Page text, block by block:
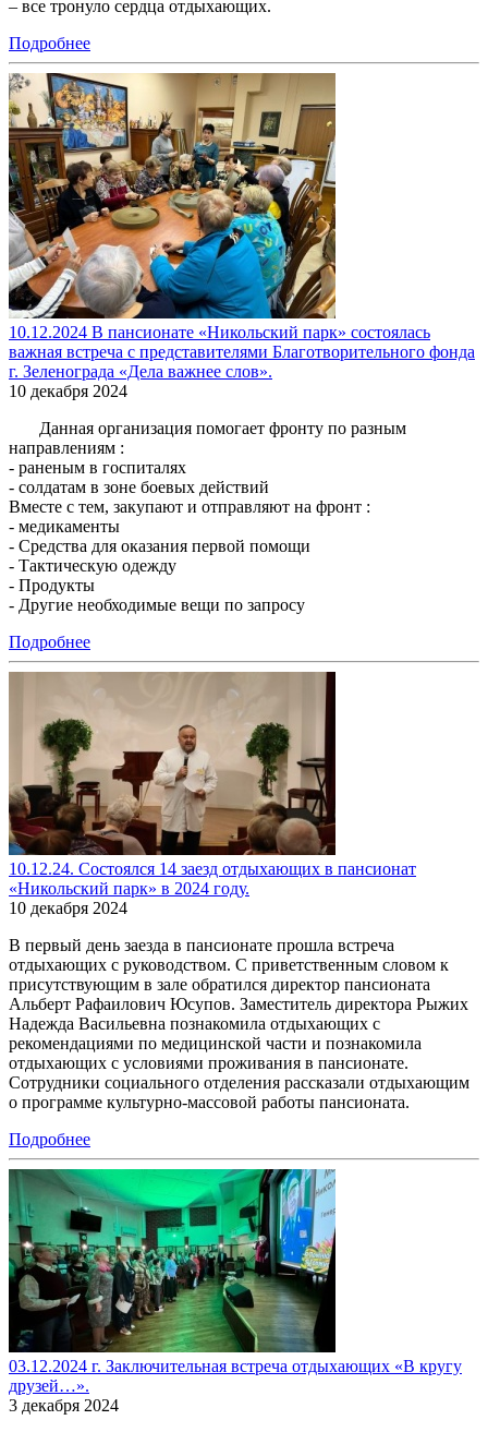
– все тронуло сердца отдыхающих.
Подробнее
10.12.2024 В пансионате «Никольский парк» состоялась
важная встреча с представителями Благотворительного фонда
г. Зеленограда «Дела важнее слов».
10 декабря 2024
Данная организация помогает фронту по разным
направлениям :
- раненым в госпиталях
- солдатам в зоне боевых действий
Вместе с тем, закупают и отправляют на фронт :
- медикаменты
- Средства для оказания первой помощи
- Тактическую одежду
- Продукты
- Другие необходимые вещи по запросу
Подробнее
10.12.24. Состоялся 14 заезд отдыхающих в пансионат
«Никольский парк» в 2024 году.
10 декабря 2024
В первый день заезда в пансионате прошла встреча
отдыхающих с руководством. С приветственным словом к
присутствующим в зале обратился директор пансионата
Альберт Рафаилович Юсупов. Заместитель директора Рыжих
Надежда Васильевна познакомила отдыхающих с
рекомендациями по медицинской части и познакомила
отдыхающих с условиями проживания в пансионате.
Сотрудники социального отделения рассказали отдыхающим
о программе культурно-массовой работы пансионата.
Подробнее
03.12.2024 г. Заключительная встреча отдыхающих «В кругу
друзей…».
3 декабря 2024